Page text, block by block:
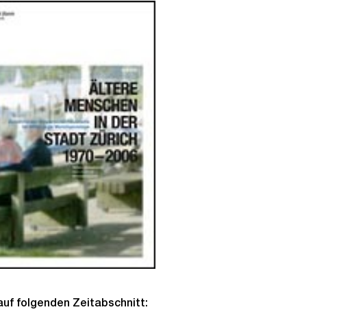
folgenden Zeitabschnitt: